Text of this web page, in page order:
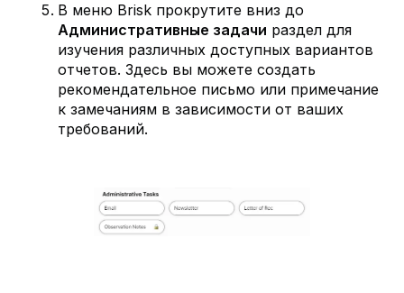
В меню Brisk прокрутите вниз до
Административные задачи раздел для
изучения различных доступных вариантов
отчетов. Здесь вы можете создать
рекомендательное письмо или примечание
к замечаниям в зависимости от ваших
требований.